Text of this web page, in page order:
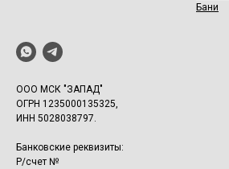
ООО МСК "ЗАПАД"
ОГРН 1235000135325,
ИНН 5028038797.
Банковские реквизиты:
Р/счет №
Бани